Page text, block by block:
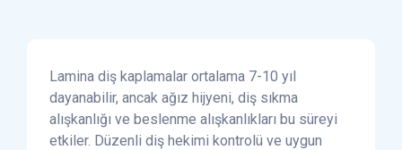
Lamina diş kaplamalar ortalama 7-10 yıl
dayanabilir, ancak ağız hijyeni, diş sıkma
alışkanlığı ve beslenme alışkanlıkları bu süreyi
etkiler. Düzenli diş hekimi kontrolü ve uygun